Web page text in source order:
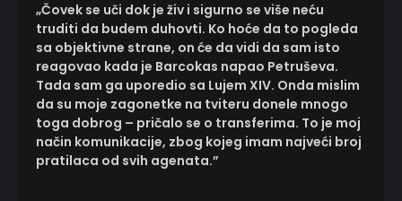
„Čovek se uči dok je živ i sigurno se više neću
truditi da budem duhovti. Ko hoće da to pogleda
sa objektivne strane, on će da vidi da sam isto
reagovao kada je Barcokas napao Petruševa.
Tada sam ga uporedio sa Lujem XIV. Onda mislim
da su moje zagonetke na tviteru donele mnogo
toga dobrog – pričalo se o transferima. To je moj
način komunikacije, zbog kojeg imam najveći broj
pratilaca od svih agenata.”